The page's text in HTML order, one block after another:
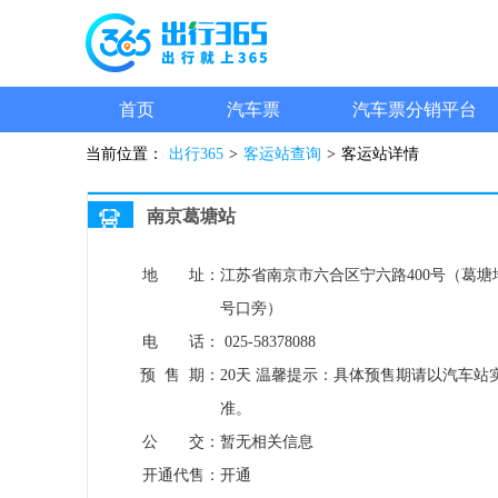
首页 汽车票 汽车票分销平台
当前位置： 出行365 > 客运站查询 > 客运站详情
南京葛塘站
地 址： 江苏省南京市六合区宁六路400号（葛塘
号口旁）
电 话：
025-58378088
预 售 期： 20天 温馨提示：具体预售期请以汽车站
准。
公 交： 暂无相关信息
开通代售： 开通